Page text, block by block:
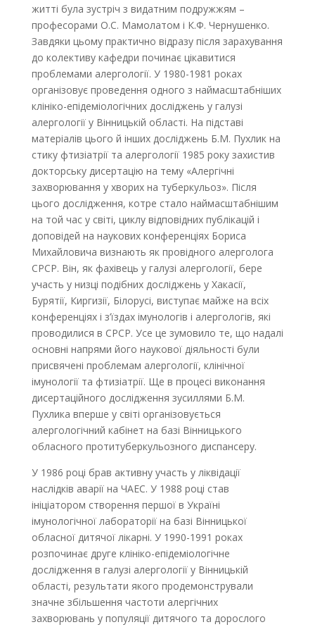
житті була зустріч з видатним подружжям –
професорами О.С. Мамолатом і К.Ф. Чернушенко.
Завдяки цьому практично відразу після зарахування
до колективу кафедри починає цікавитися
проблемами алергології. У 1980-1981 роках
організовує проведення одного з наймасштабніших
клініко-епідеміологічних досліджень у галузі
алергології у Вінницькій області. На підставі
матеріалів цього й інших досліджень Б.М. Пухлик на
стику фтизіатрії та алергології 1985 року захистив
докторську дисертацію на тему «Алергічні
захворювання у хворих на туберкульоз». Після
цього дослідження, котре стало наймасштабнішим
на той час у світі, циклу відповідних публікацій і
доповідей на наукових конференціях Бориса
Михайловича визнають як провідного алерголога
СРСР. Він, як фахівець у галузі алергології, бере
участь у низці подібних досліджень у Хакасії,
Бурятії, Киргизії, Білорусі, виступає майже на всіх
конференціях і з’їздах імунологів і алергологів, які
проводилися в СРСР. Усе це зумовило те, що надалі
основні напрями його наукової діяльності були
присвячені проблемам алергології, клінічної
імунології та фтизіатрії. Ще в процесі виконання
дисертаційного дослідження зусиллями Б.М.
Пухлика вперше у світі організовується
алергологічний кабінет на базі Вінницького
обласного протитуберкульозного диспансеру.
У 1986 році брав активну участь у ліквідації
наслідків аварії на ЧАЕС. У 1988 році став
ініціатором створення першої в Україні
імунологічної лабораторії на базі Вінницької
обласної дитячої лікарні. У 1990-1991 роках
розпочинає друге клініко-епідеміологічне
дослідження в галузі алергології у Вінницькій
області, результати якого продемонстрували
значне збільшення частоти алергічних
захворювань у популяції дитячого та дорослого